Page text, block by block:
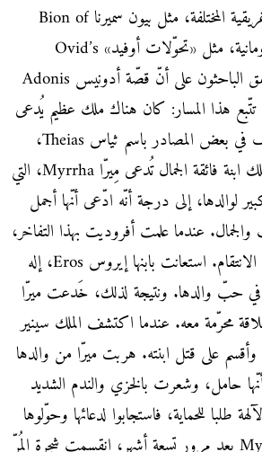
استنادا إلى المصادر الإغريقية المختلفة، مثل بيون سميرنا Bion of
Smyrna، والمراجع الرومانية، مثل «تحوّلات أوفيد» Ovid’s
Metamorphoses، يتّفق الباحثون على أنّ قصّة أدونيس Adonis
وأفروديت Aphrodite تتّبع هذا المسار: كان هناك ملك عظيم يُدعى
سينير Cinyras، ويُعرف في بعض المصادر باسم ثياس Theias،
ملك آشور. كان لهذا الملك ابنة فائقة الجمال تُدعى مِيرّا Myrrha، التي
لوالدها، إلى درجة أنّه ادّعى أنّها أجمل
عندما علمت أفروديت بهذا التفاخر،
شعرت بالإهانة وقرّرت الانتقام. استعانت بابنها إيروس Eros، إله
في حبّ والدها. ونتيجة لذلك، خَدعت ميرّا
محرّمة معه. عندما اكتشف الملك سينير
على قتل ابنته. هربت ميرّا من والدها
حامل، وشعرت بالخزي والندم الشديد
طلبا للحماية، فاستجابوا لدعائها وحوّلوها